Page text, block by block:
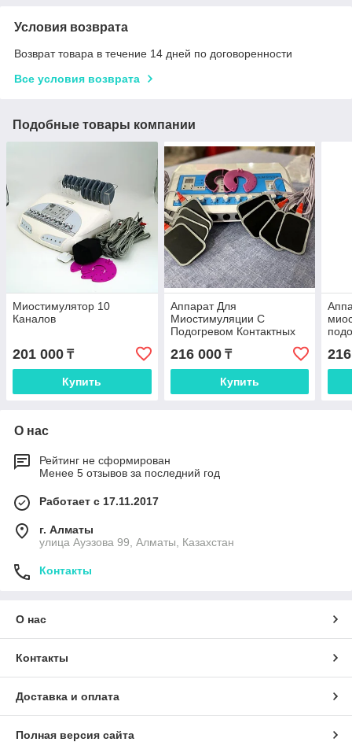
Условия возврата
Возврат товара в течение 14 дней по договоренности
Все условия возврата
Подобные товары компании
Миостимулятор 10
Каналов
201 000 ₸
Купить
Аппарат Для
Миостимуляции С
Подогревом Контактных
216 000₸
Купить
О нас
Рейтинг не сформирован
Менее 5 отзывов за последний год
Работает с 17.11.2017
г. Алматы
улица Ауэзова 99, Алматы, Казахстан
Контакты
О нас
Контакты
Доставка и оплата
Полная версия сайта